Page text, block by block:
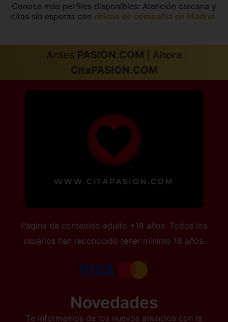
Conoce más perfiles disponibles: Atención cercana y
citas sin esperas con chicas de compañía en Madrid.
Antes PASION.COM | Ahora
CitaPASION.COM
Página de contenido adulto +18 años. Todos los
usuarios han reconocido tener mínimo 18 años.
Novedades
Te informamos de los nuevos anuncios con la